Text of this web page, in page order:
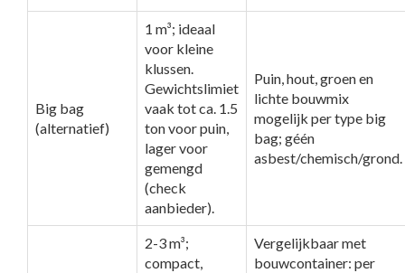
Big bag
(alternatief)
1 m³; ideaal
voor kleine
klussen.
Gewichtslimiet
vaak tot ca. 1.5
ton voor puin,
lager voor
gemengd
(check
aanbieder).
Puin, hout, groen en
lichte bouwmix
mogelijk per type big
bag; géén
asbest/chemisch/grond.
2-3 m³;
compact,
Vergelijkbaar met
bouwcontainer: per